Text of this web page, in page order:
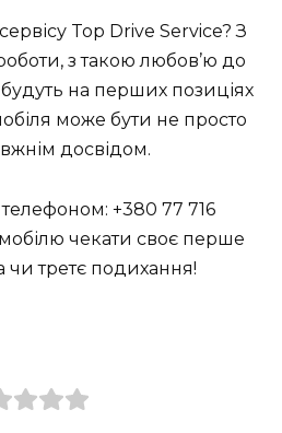
Top Drive Service? З
з такою любов’ю до
будуть на перших позиціях
може бути не просто
досвідом.
телефоном: +380 77 716
чекати своє перше
третє подихання!